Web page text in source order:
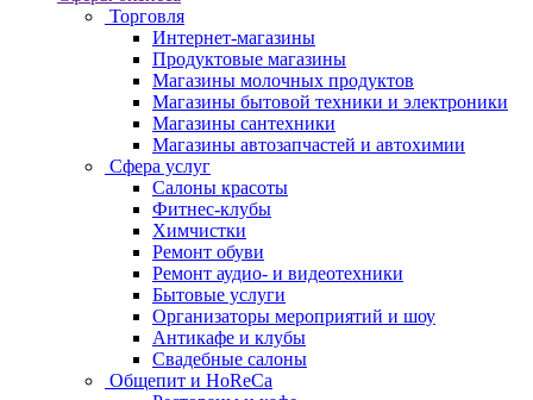
Торговля
Интернет-магазины
Продуктовые магазины
Магазины молочных продуктов
Магазины бытовой техники и электроники
Магазины сантехники
Магазины автозапчастей и автохимии
Сфера услуг
Салоны красоты
Фитнес-клубы
Химчистки
Ремонт обуви
Ремонт аудио- и видеотехники
Бытовые услуги
Организаторы мероприятий и шоу
Антикафе и клубы
Свадебные салоны
Общепит и HoReCa